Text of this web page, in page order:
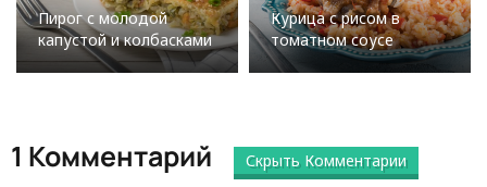
Пирог с молодой
капустой и колбасками
Курица с рисом в
томатном соусе
1 Комментарий Скрыть Комментарии